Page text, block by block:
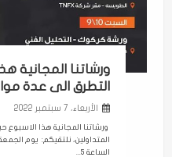
ورشاتنا المجانية
التطرق الى عدة
الأربعاء، 7 سبتمبر 2022
ورشاتنا المجانية هذا
الساعة 5...